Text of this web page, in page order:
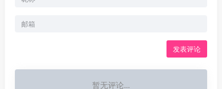
发表评论
暂无评论...